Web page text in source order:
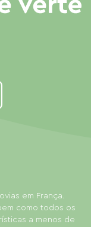
em França.
como todos os
a menos de